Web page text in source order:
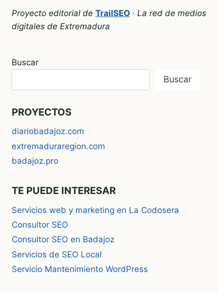
Proyecto editorial de TrailSEO · La red de medios
digitales de Extremadura
Buscar
Buscar
PROYECTOS
diariobadajoz.com
extremaduraregion.com
badajoz.pro
TE PUEDE INTERESAR
Servicios web y marketing en La Codosera
Consultor SEO
Consultor SEO en Badajoz
Servicios de SEO Local
Servicio Mantenimiento WordPress